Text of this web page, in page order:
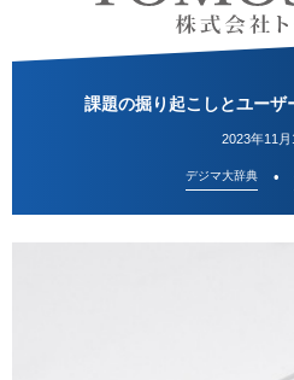
課題の掘り起こしとユーザ
2023年11月
デジマ大辞典